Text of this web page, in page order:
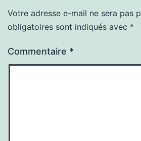
Votre adresse e-mail ne sera pas
obligatoires sont indiqués avec *
Commentaire *